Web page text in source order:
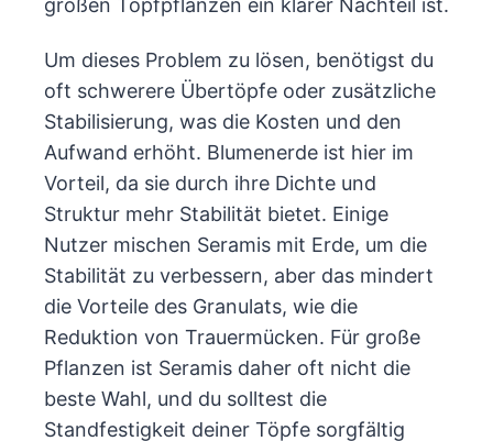
großen Topfpflanzen ein klarer Nachteil ist.
Um dieses Problem zu lösen, benötigst du
oft schwerere Übertöpfe oder zusätzliche
Stabilisierung, was die Kosten und den
Aufwand erhöht. Blumenerde ist hier im
Vorteil, da sie durch ihre Dichte und
Struktur mehr Stabilität bietet. Einige
Nutzer mischen Seramis mit Erde, um die
Stabilität zu verbessern, aber das mindert
die Vorteile des Granulats, wie die
Reduktion von Trauermücken. Für große
Pflanzen ist Seramis daher oft nicht die
beste Wahl, und du solltest die
Standfestigkeit deiner Töpfe sorgfältig